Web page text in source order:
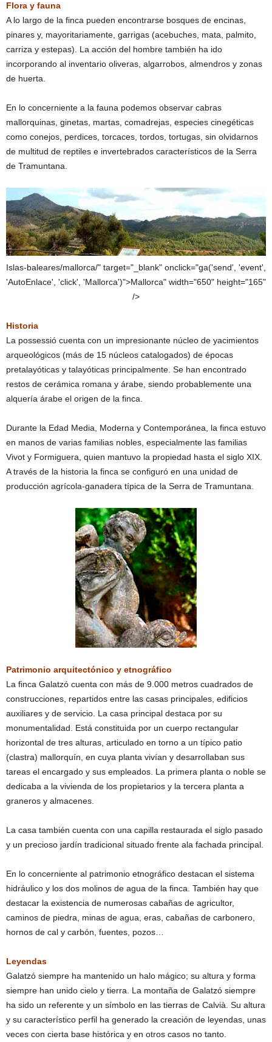
Flora y fauna
A lo largo de la finca pueden encontrarse bosques de encinas,
pinares y, mayoritariamente, garrigas (acebuches, mata, palmito,
carriza y estepas). La acción del hombre también ha ido
incorporando al inventario oliveras, algarrobos, almendros y zonas
de huerta.
En lo concerniente a la fauna podemos observar cabras
mallorquinas, ginetas, martas, comadrejas, especies cinegéticas
como conejos, perdices, torcaces, tordos, tortugas, sin olvidarnos
de multitud de reptiles e invertebrados característicos de la Serra
de Tramuntana.
Islas-baleares/mallorca/" target="_blank" onclick="ga('send', 'event',
'AutoEnlace', 'click', 'Mallorca')">Mallorca" width="650" height="165"
/>
Historia
La possessió cuenta con un impresionante núcleo de yacimientos
arqueológicos (más de 15 núcleos catalogados) de épocas
pretalayóticas y talayóticas principalmente. Se han encontrado
restos de cerámica romana y árabe, siendo probablemente una
alquería árabe el origen de la finca.
Durante la Edad Media, Moderna y Contemporánea, la finca estuvo
en manos de varias familias nobles, especialmente las familias
Vivot y Formiguera, quien mantuvo la propiedad hasta el siglo XIX.
A través de la historia la finca se configuró en una unidad de
producción agrícola-ganadera típica de la Serra de Tramuntana.
Patrimonio arquitectónico y etnográfico
La finca Galatzó cuenta con más de 9.000 metros cuadrados de
construcciones, repartidos entre las casas principales, edificios
auxiliares y de servicio. La casa principal destaca por su
monumentalidad. Está constituida por un cuerpo rectangular
horizontal de tres alturas, articulado en torno a un típico patio
(clastra) mallorquín, en cuya planta vivían y desarrollaban sus
tareas el encargado y sus empleados. La primera planta o noble se
dedicaba a la vivienda de los propietarios y la tercera planta a
graneros y almacenes.
La casa también cuenta con una capilla restaurada el siglo pasado
y un precioso jardín tradicional situado frente ala fachada principal.
En lo concerniente al patrimonio etnográfico destacan el sistema
hidráulico y los dos molinos de agua de la finca. También hay que
destacar la existencia de numerosas cabañas de agricultor,
caminos de piedra, minas de agua, eras, cabañas de carbonero,
hornos de cal y carbón, fuentes, pozos…
Leyendas
Galatzó siempre ha mantenido un halo mágico; su altura y forma
siempre han unido cielo y tierra. La montaña de Galatzó siempre
ha sido un referente y un símbolo en las tierras de Calvià. Su altura
y su característico perfil ha generado la creación de leyendas, unas
veces con cierta base histórica y en otros casos no tanto.